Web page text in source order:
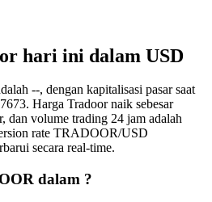
hari ini dalam USD
--, dengan kapitalisasi pasar saat
Harga Tradoor naik sebesar
dan volume trading 24 jam adalah
rate TRADOOR/USD
secara real-time.
dalam ?